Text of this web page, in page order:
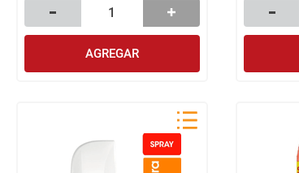
AGREGAR